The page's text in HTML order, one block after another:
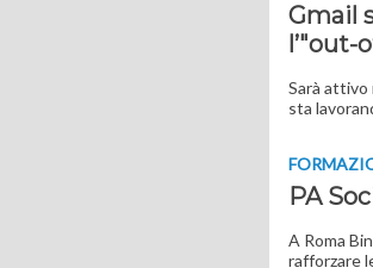
Gmail
l’"out-
Sarà attivo
sta
PA
A Roma
rafforzare